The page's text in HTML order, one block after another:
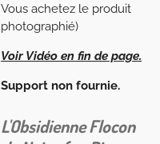
Vous achetez le produit
photographié)
Voir Vidéo en fin de page.
Support non fournie.
L'Obsidienne Flocon